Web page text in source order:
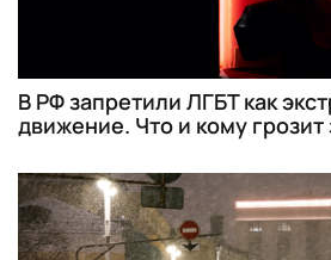
В РФ запретили ЛГБТ как
движение. Что и кому